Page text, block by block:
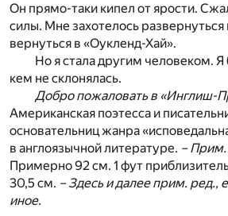
Он прямо-таки кипел от ярости.
силы. Мне захотелось развернуться
вернуться в «Оукленд-Хай».
Но я стала другим человеком.
кем не склонялась.
Добро пожаловать в «Инглиш-
Американская поэтесса и
основательниц жанра
в англоязычной литературе. – Прим.
Примерно 92 см. 1 фут
30,5 см. – Здесь и далее прим. ред.,
иное.